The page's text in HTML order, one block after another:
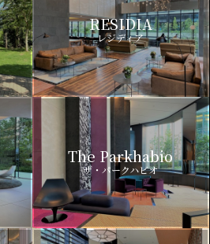
RESIDIA
レジディア
The Parkhabio
ザ・パークハビオ